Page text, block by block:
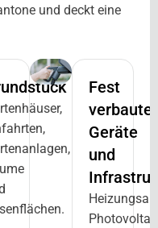
und deckt eine
Fest
verbaute
Geräte
und